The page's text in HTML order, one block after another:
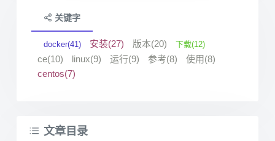
关键字
docker(41) 安装(27) 版本(20) 下载(12)
ce(10) linux(9) 运行(9) 参考(8)
使用(8)
centos(7)
文章目录